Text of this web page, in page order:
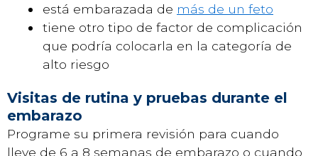
está embarazada de más de un feto
tiene otro tipo de factor de complicación
que podría colocarla en la categoría de
alto riesgo
Visitas de rutina y pruebas durante el
embarazo
Programe su primera revisión para cuando
lleve de 6 a 8 semanas de embarazo o cuando